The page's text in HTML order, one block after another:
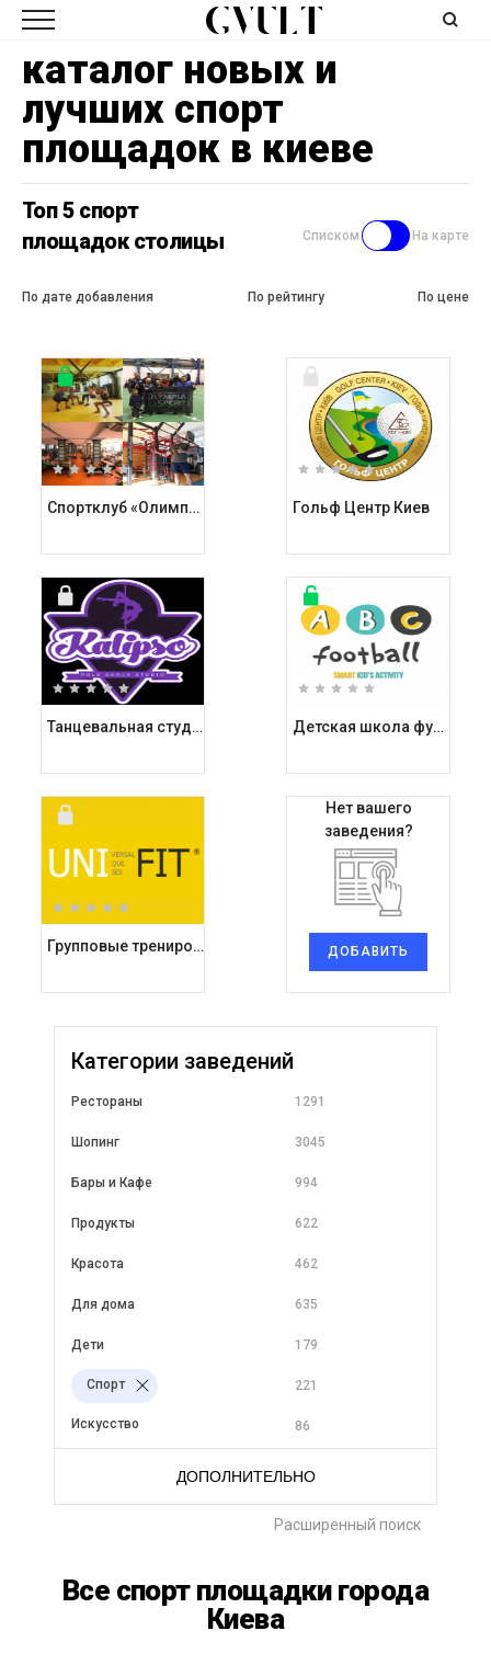
каталог новых и
лучших спорт
площадок в киеве
Топ 5 спорт
площадок столицы
По дате добавления По рейтингу По цене
Списком На карте
Спортклуб «Олимпия Спорт» Гольф Центр Киев
Танцевальная студия Калипсо / Kalipso Pole Dance Studio Детская школа футбола АБСфутбол / ABCfootball
Групповые тренировки Унифит / Unifit
Нет вашего
заведения?
ДОБАВИТЬ
Категории заведений
Рестораны
Шопинг
Бары и Кафе
Продукты
Красота
Для дома
Дети
Спорт
Искусство
1291
3045
994
622
462
635
179
221
86
ДОПОЛНИТЕЛЬНО
Расширенный поиск
Все спорт площадки города
Киева